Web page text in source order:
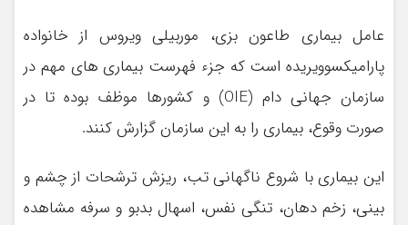
عامل بیماری طاعون بزی، موربیلی ویروس از خانواده
پارامیکسوویریده است که جزء فهرست بیماری های مهم در
سازمان جهانی دام (OIE) و کشورها موظف بوده تا در
صورت وقوع، بیماری را به این سازمان گزارش کنند.
این بیماری با شروع ناگهانی تب، ریزش ترشحات از چشم و
بینی، زخم دهان، تنگی نفس، اسهال بدبو و سرفه مشاهده